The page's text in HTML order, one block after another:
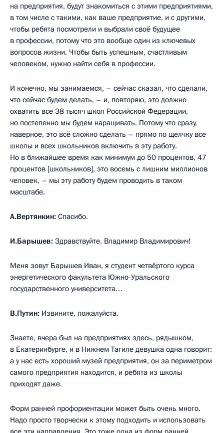
на предприятия, будут знакомиться с этими предприятиями,
в том числе с такими, как ваше предприятие, и с другими,
чтобы ребята посмотрели и выбрали своё будущее
в профессии, потому что это вообще один из ключевых
вопросов жизни. Чтобы быть успешным, счастливым
человеком, нужно найти себя в профессии.
И конечно, мы занимаемся, – сейчас сказал, что сделали,
что сейчас будем делать, – и, повторяю, это должно
охватить все 38 тысяч школ Российской Федерации,
но постепенно мы будем наращивать. Потому что сразу,
наверное, это всё сложно сделать – прямо по щелчку все
школы и всех школьников включить в эту работу.
Но в ближайшее время как минимум до 50 процентов, 47
процентов [школьников], это восемь с лишним миллионов
человек, – мы эту работу будем проводить в таком
масштабе.
А.Вертянкин: Спасибо.
И.Барышев: Здравствуйте, Владимир Владимирович!
Меня зовут Барышев Иван, я студент четвёртого курса
энергетического факультета Южно-Уральского
государственного университета…
В.Путин: Извините, пожалуйста.
Знаете, вчера был на предприятиях здесь, рядышком,
в Екатеринбурге, и в Нижнем Тагиле девушка одна говорит:
а у нас есть хороший музей предприятия, он за периметром
самого предприятия находится, и ребята из школы
приходят даже.
Форм ранней профориентации может быть очень много.
Надо просто творчески к этому подходить и использовать